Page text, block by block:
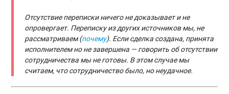
Отсутствие переписки ничего не доказывает и не
опровергает. Переписку из других источников мы, не
рассматриваем (почему). Если сделка создана, принята
исполнителем но не завершена — говорить об отсутствии
сотрудничества мы не готовы. В этом случае мы
считаем, что сотрудничество было, но неудачное.